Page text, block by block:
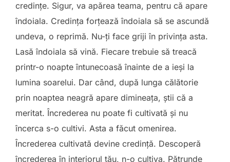
credințe. Sigur, va apărea teama, pentru că apare
îndoiala. Credința forțează îndoiala să se ascundă
undeva, o reprimă. Nu-ți face griji în privința asta.
Lasă îndoiala să vină. Fiecare trebuie să treacă
printr-o noapte întunecoasă înainte de a ieși la
lumina soarelui. Dar când, după lunga călătorie
prin noaptea neagră apare dimineața, știi că a
meritat. Încrederea nu poate fi cultivată și nu
încerca s-o cultivi. Asta a făcut omenirea.
Încrederea cultivată devine credință. Descoperă
încrederea în interiorul tău, n-o cultiva. Pătrunde